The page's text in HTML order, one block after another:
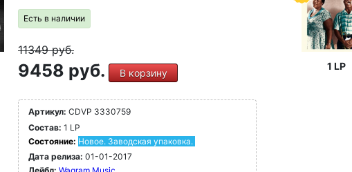
Есть в наличии
11349руб.
9458 руб. В корзину
Артикул: CDVP 3330759
Состав: 1 LP
Состояние: Новое. Заводская упаковка.
Дата релиза: 01-01-2017
1 LP